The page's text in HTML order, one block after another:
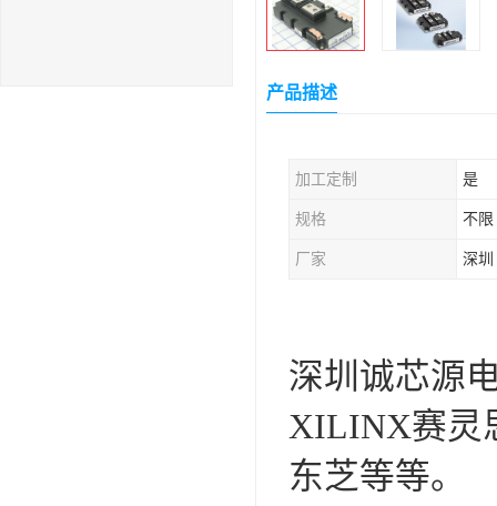
产品描述
加工定制 是
规格 不限
厂家 深圳
深圳诚芯源
XILINX赛灵
东芝等等。